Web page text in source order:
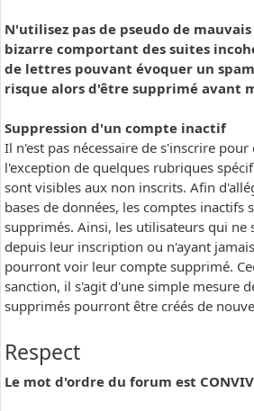
N'utilisez pas de pseudo de
bizarre comportant des suites
de lettres pouvant évoquer un
risque alors d'être supprimé avant
Suppression d'un compte inactif
Il n'est pas nécessaire de s'inscrire
l'exception de quelques rubriques
sont visibles aux non inscrits. Afin
bases de données, les comptes inactifs
supprimés. Ainsi, les utilisateurs qui ne
depuis leur inscription ou n'ayant
pourront voir leur compte supprimé.
sanction, il s'agit d'une simple mesure
supprimés pourront être créés de
Respect
Le mot d'ordre du forum est